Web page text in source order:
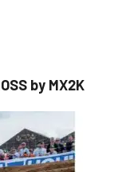
by MX2K